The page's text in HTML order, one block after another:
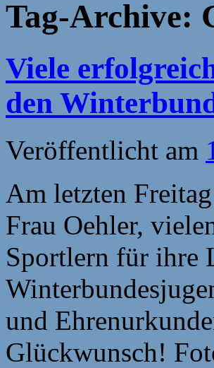
Tag-Archive:
Viele
den
Veröffentlicht am
Am letzten
Frau Oehler,
Sportlern für ihre
und
Glückwunsch!